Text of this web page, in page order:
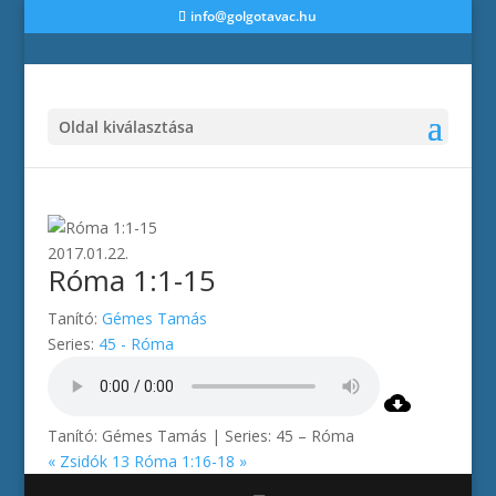
info@golgotavac.hu
Oldal kiválasztása
2017.01.22.
Róma 1:1-15
Tanító: Gémes Tamás
Series: 45 - Róma
Tanító: Gémes Tamás | Series: 45 – Róma
« Zsidók 13 Róma 1:16-18 »